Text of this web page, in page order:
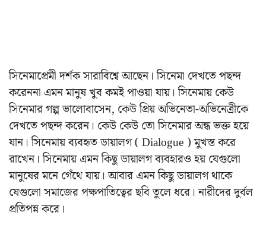
সিনেমাপ্রেমী দর্শক সারাবিশ্বে আছেন। সিনেমা দেখতে পছন্দ
করেননা এমন মানুষ খুব কমই পাওয়া যায়। সিনেমায় কেউ
সিনেমার গল্প ভালোবাসেন, কেউ প্রিয় অভিনেতা-অভিনেত্রীকে
দেখতে পছন্দ করেন। কেউ কেউ তো সিনেমার অন্ধ ভক্ত হয়ে
যান। সিনেমায় ব্যবহৃত ডায়ালগ ( Dialogue ) মুখস্ত করে
রাখেন। সিনেমায় এমন কিছু ডায়ালগ ব্যবহারও হয় যেগুলো
মানুষের মনে গেঁথে যায়। আবার এমন কিছু ডায়ালগ থাকে
যেগুলো সমাজের পক্ষপাতিত্বের ছবি তুলে ধরে। নারীদের দুর্বল
প্রতিপন্ন করে।